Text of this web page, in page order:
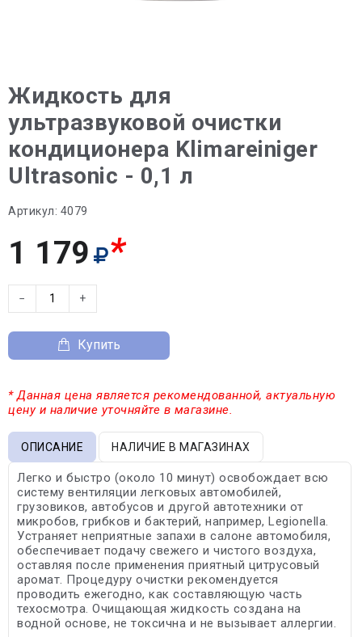
Жидкость для
ультразвуковой очистки
кондиционера Klimareiniger
Ultrasonic - 0,1 л
Артикул: 4079
1 179 *
− +
Купить
* Данная цена является рекомендованной, актуальную
цену и наличие уточняйте в магазине.
ОПИСАНИЕ НАЛИЧИЕ В МАГАЗИНАХ
Легко и быстро (около 10 минут) освобождает всю
систему вентиляции легковых автомобилей,
грузовиков, автобусов и другой автотехники от
микробов, грибков и бактерий, например, Legionella.
Устраняет неприятные запахи в салоне автомобиля,
обеспечивает подачу свежего и чистого воздуха,
оставляя после применения приятный цитрусовый
аромат. Процедуру очистки рекомендуется
проводить ежегодно, как составляющую часть
техосмотра. Очищающая жидкость создана на
водной основе, не токсична и не вызывает аллергии.